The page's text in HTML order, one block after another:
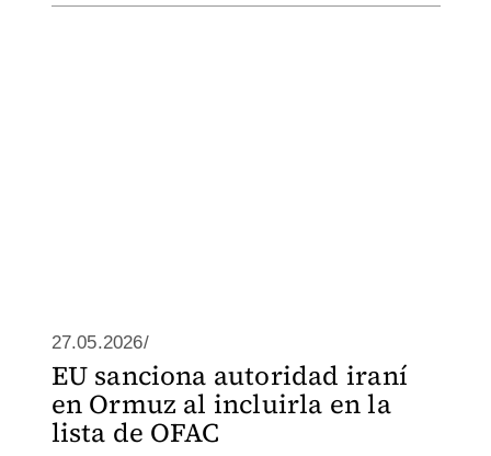
27.05.2026/
EU sanciona autoridad iraní
en Ormuz al incluirla en la
lista de OFAC